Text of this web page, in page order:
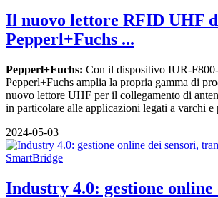
Il nuovo lettore RFID UHF
Pepperl+Fuchs ...
Pepperl+Fuchs: Con il dispositivo IUR-
Pepperl+Fuchs amplia la propria gamma di
nuovo lettore UHF per il collegamento di
in particolare alle applicazioni legati a varchi e
2024-05-03
Industry 4.0: gestione online